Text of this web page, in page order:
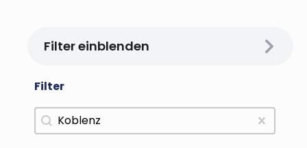
Filter einblenden
Filter
Arbeitsort
Search content Clear